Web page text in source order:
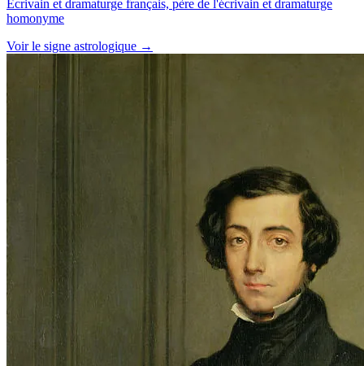
Écrivain et dramaturge français, père de l'écrivain et dramaturge
homonyme
Voir le signe astrologique →